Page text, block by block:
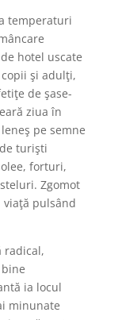
temperaturi
hotel uscate
şi adulţi,
de şase-
ziua în
pe semne
turişti
forturi,
Zgomot
pulsând
radical,
ia locul
minunate